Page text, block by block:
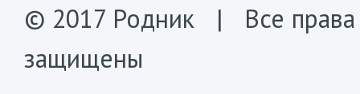
© 2017 Родник | Все права
защищены